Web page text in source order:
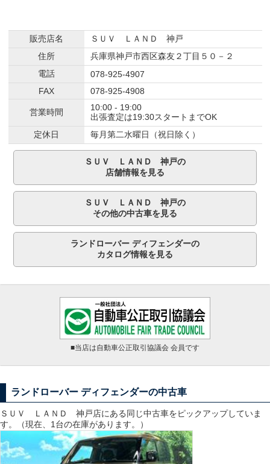
販売店名
ＳＵＶ ＬＡＮＤ 神戸
住所
兵庫県神戸市西区森友２丁目５０－２
電話
078-925-4907
FAX
078-925-4908
営業時間
10:00 - 19:00
出張査定は19:30スタートまでOK
定休日
毎月第二水曜日（祝日除く）
ＳＵＶ ＬＡＮＤ 神戸の
店舗情報を見る
ＳＵＶ ＬＡＮＤ 神戸の
その他の中古車を見る
ランドローバー ディフェンダーの
カタログ情報を見る
■当店は自動車公正取引協議会 会員です
ランドローバー ディフェンダーの中古車
ＳＵＶ ＬＡＮＤ 神戸店にある同じ中古車をピックアップしていま
す。（現在、1台の在庫があります。）